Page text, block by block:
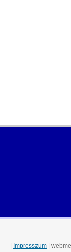
Impresszum |